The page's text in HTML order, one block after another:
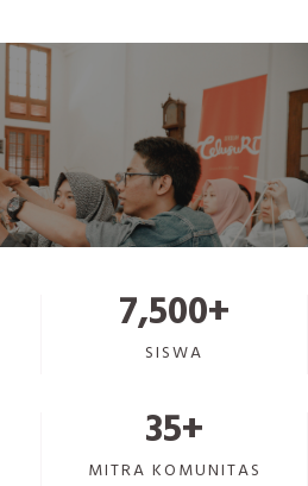
7,500+
SISWA
35+
MITRA KOMUNITAS